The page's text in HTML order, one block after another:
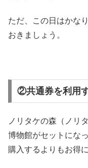
ただ、この日はかな
おきましょう。
②共通券を利用
ノリタケの森（ノリ
博物館がセットにな
購入するよりもお得